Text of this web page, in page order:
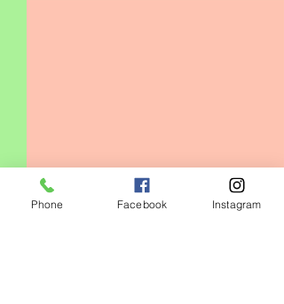
Phone Facebook Instagram